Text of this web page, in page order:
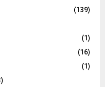
(139)
(1)
(16)
(1)